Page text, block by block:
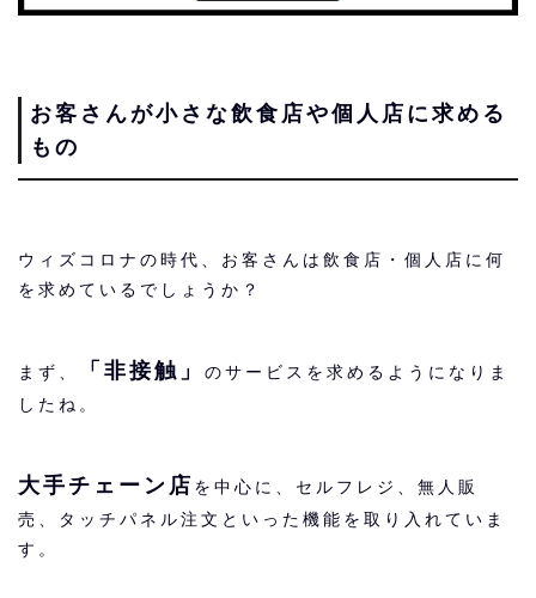
お客さんが小さな飲食店や個人店に求める
もの
ウィズコロナの時代、お客さんは飲食店・個人店に何
を求めているでしょうか？
まず、 「非接触」
のサービスを求めるようになりま
したね。
大手チェーン店 を中心に、セルフレジ、無人販
売、タッチパネル注文といった機能を取り入れていま
す。